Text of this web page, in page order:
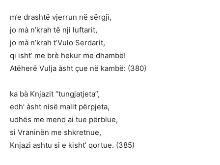
m’e drashtë vjerrun në sërgjì,
jo mà n’krah të nji luftarit,
jo mà n’krah t’Vulo Serdarit,
qi isht’ me brè hekur me dhambë!
Atëherë Vulja àsht çue në kambë: (380)
ka bà Knjazit “tungjatjeta”,
edh’ àsht nisë malit përpjeta,
udhës me mend ai tue përblue,
si Vraninën me shkretnue,
Knjazi ashtu si e kisht’ qortue. (385)